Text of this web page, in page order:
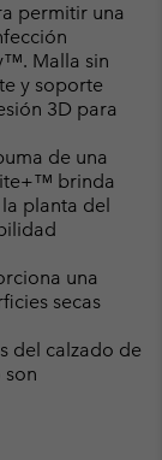
permitir una
Malla sin
y soporte
3D para
de una
brinda
planta del
una
secas
del calzado de
son